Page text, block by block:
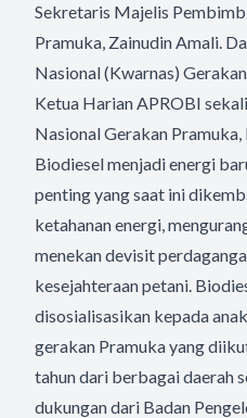
Sekretaris Majelis
Pramuka, Zainudin Amali.
Nasional (Kwarnas)
Ketua Harian APROBI
Nasional Gerakan
Biodiesel menjadi energi
penting yang saat ini
ketahanan energi,
menekan devisit
kesejahteraan petani.
disosialisasikan kepada
gerakan Pramuka yang
tahun dari berbagai daerah
dukungan dari Badan